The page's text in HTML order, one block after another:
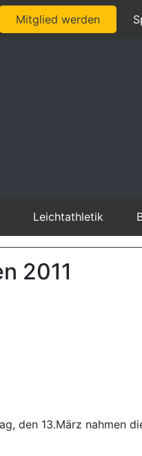
Mitglied werden
Leichtathletik
2011
den 13.März nahmen